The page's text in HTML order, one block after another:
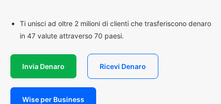
Ti unisci ad oltre 2 milioni di clienti che trasferiscono denaro
in 47 valute attraverso 70 paesi.
Invia Denaro Ricevi Denaro
Wise per Business